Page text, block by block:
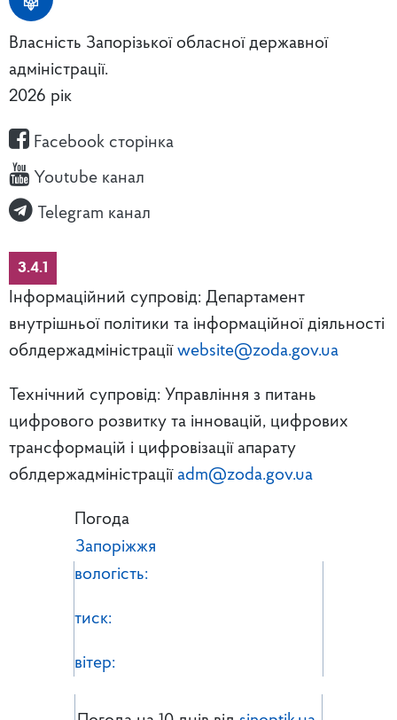
Власність Запорізької обласної державної
адміністрації.
2026 рік
Facebook сторінка
Youtube канал
Telegram канал
3.4.1
Інформаційний супровід: Департамент
внутрішньої політики та інформаційної діяльності
облдержадміністрації website@zoda.gov.ua
Технічний супровід: Управління з питань
цифрового розвитку та інновацій, цифрових
трансформацій і цифровізації апарату
облдержадміністрації adm@zoda.gov.ua
Погода
Запоріжжя
вологість:
тиск:
вітер: